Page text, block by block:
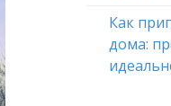
Как
дома: